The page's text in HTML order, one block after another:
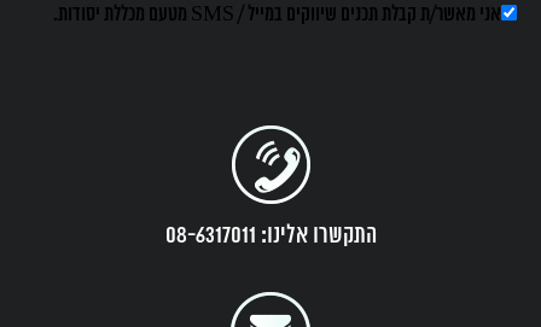
אני מאשר/ת קבלת תכנים שיווקים במייל / SMS מטעם מכללת יסודות.
התקשרו אלינו: 08-6317011